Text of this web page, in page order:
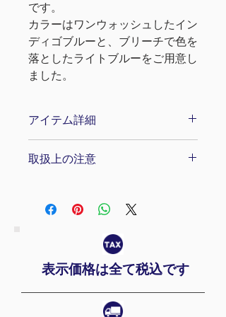
です。
カラーはワンウォッシュしたイン
ディゴブルーと、ブリーチで色を
落としたライトブルーをご用意し
ました。
アイテム詳細
50cm、肩幅44cm、袖丈23cm
54cm、肩幅48cm、袖丈24cm
【サイズL】着丈74cm、身幅
57cm、肩幅51cm、袖丈25cm
※サイズはおおよその採寸サイズ
取扱上の注意
ンはお避けください。
色移りをしますので他のものと分
けて洗濯してください。
・洗濯機に色が付くことがありま
表示価格は全て税込です